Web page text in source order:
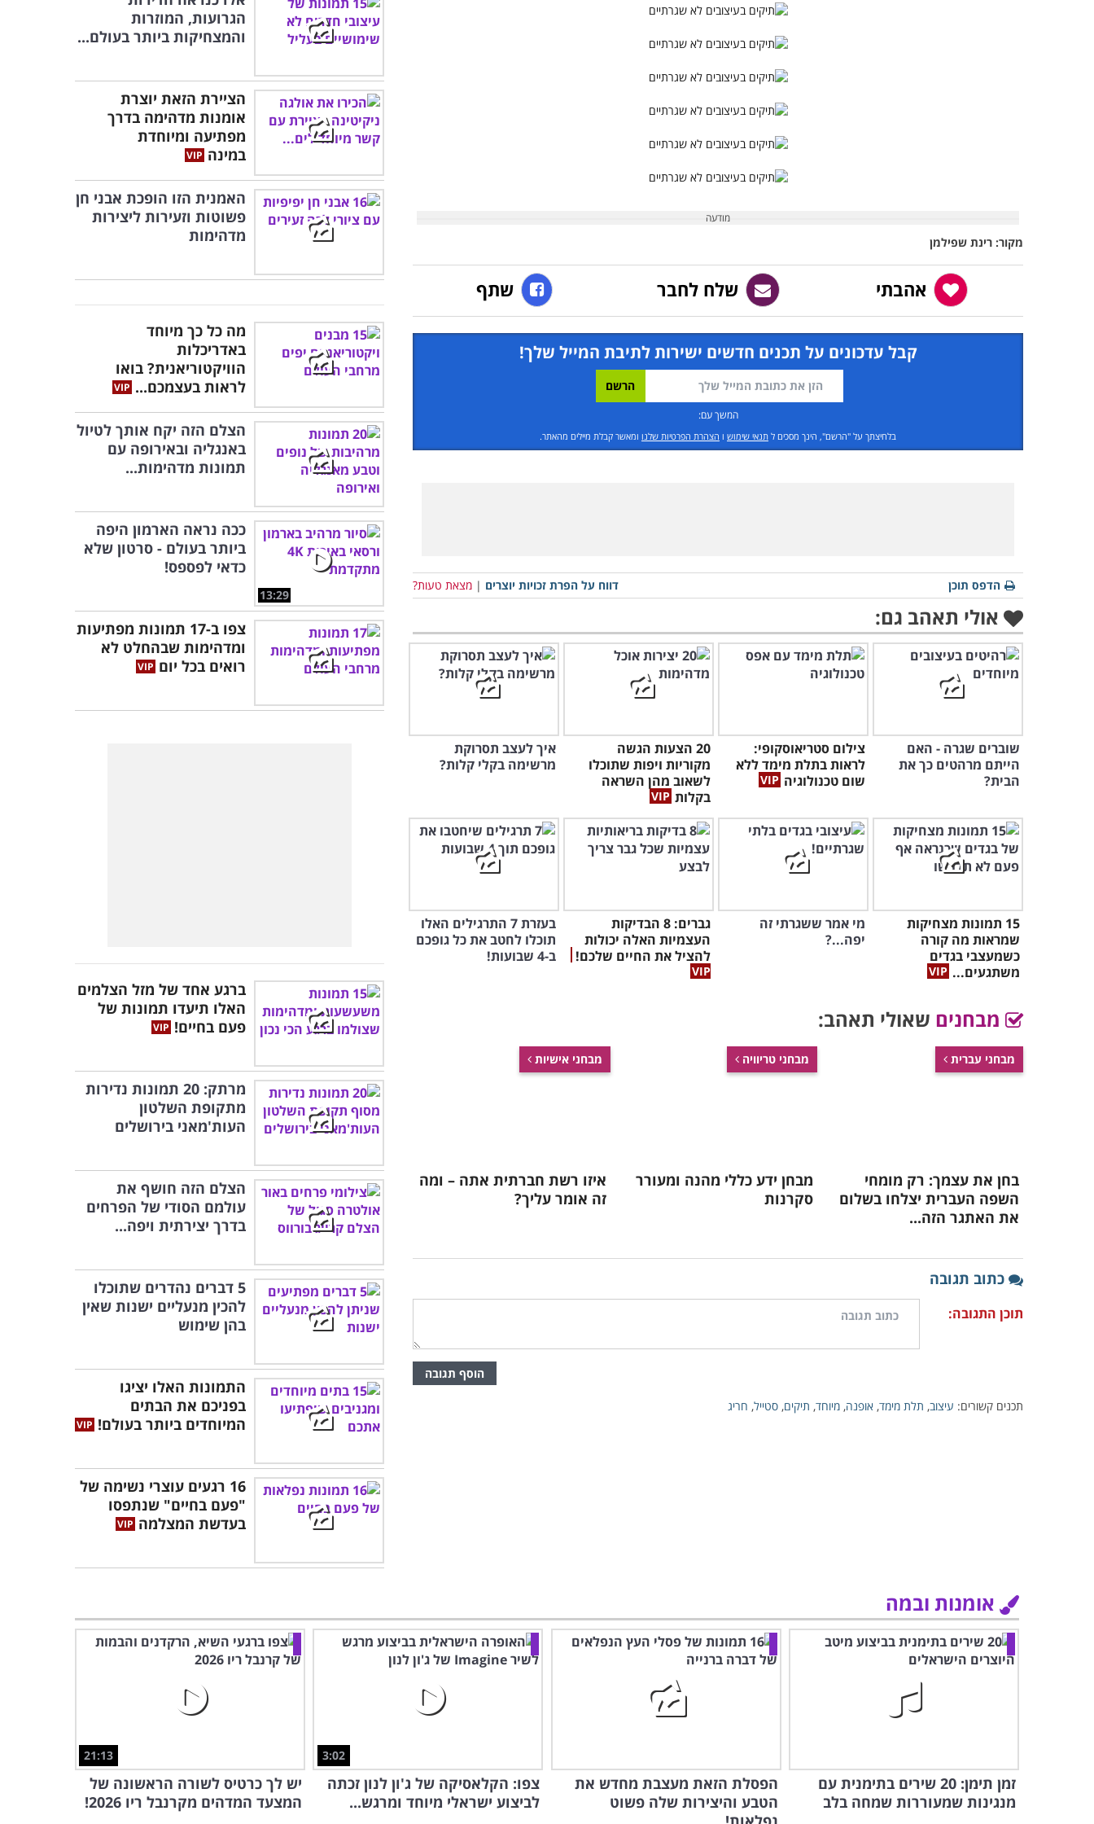
מקור: רינת שפילמן
אהבתי שלח לחבר שתף
קבל עדכונים על תכנים חדשים ישירות לתיבת המייל שלך!
המשך עם:
בלחיצתך על "הרשם", הינך מסכים ל תנאי שימוש ו הצהרת הפרטיות שלנו ומאשר קבלת מיילים מהאתר.
דווח על הפרת זכויות יוצרים | מצאת טעות? הדפס תוכן
אולי תאהב גם:
שוברים שגרה - האם
הייתם מרהטים כך את
הבית?
צילום סטריאוסקופי:
לראות בתלת מימד ללא
שום טכנולוגיה
20 הצעות הגשה
מקוריות ויפות שתוכלו
לשאוב מהן השראה
בקלות
איך לעצב תסרוקת
מרשימה בקלי קלות?
15 תמונות מצחיקות
שמראות מה קורה
כשמעצבי בגדים
משתגעים...
מי אמר ששגרתי זה
יפה...?
גברים: 8 הבדיקות
העצמיות האלה יכולות
להציל את החיים שלכם!
בעזרת 7 התרגילים האלו
תוכלו לחטב את כל גופכם
ב-4 שבועות!
מבחנים שאולי תאהב:
מבחני עברית
בחן את עצמך: רק מומחי
השפה העברית יצלחו בשלום
את האתגר הזה...
מבחני טריוויה
מבחן ידע כללי מהנה ומעורר
סקרנות
מבחני אישיות
איזו רשת חברתית אתה – ומה
זה אומר עליך?
כתוב תגובה
תוכן התגובה:
הוסף תגובה
תכנים קשורים: עיצוב, תלת מימד, אופנה, מיוחד, תיקים, סטייל, חריג
הגרועות, המוזרות
והמצחיקות ביותר בעולם...
הציירת הזאת יוצרת
אומנות מדהימה בדרך
מפתיעה ומיוחדת
במינה
האמנית הזו הופכת אבני חן
פשוטות וזעירות ליצירות
מדהימות
מה כל כך מיוחד
באדריכלות
הוויקטוריאנית? בואו
לראות בעצמכם...
הצלם הזה יקח אותך לטיול
באנגליה ובאירופה עם
תמונות מדהימות...
13:29
ככה נראה הארמון היפה
ביותר בעולם - סרטון שלא
כדאי לפספס!
צפו ב-17 תמונות מפתיעות
ומדהימות שבהחלט לא
רואים בכל יום
ברגע אחד של מזל הצלמים
האלו תיעדו תמונות של
פעם בחיים!
מרתק: 20 תמונות נדירות
מתקופת השלטון
העות'מאני בירושלים
הצלם הזה חושף את
עולמם הסודי של הפרחים
בדרך יצירתית ויפה...
5 דברים נהדרים שתוכלו
להכין מנעליים ישנות שאין
בהן שימוש
התמונות האלו יציגו
בפניכם את הבתים
המיוחדים ביותר בעולם!
16 רגעים עוצרי נשימה של
"פעם בחיים" שנתפסו
בעדשת המצלמה
אומנות ובמה
זמן תימן: 20 שירים בתימנית עם
מנגינות שמעוררות שמחה בלב
הפסלת הזאת מעצבת מחדש את
הטבע והיצירות שלה פשוט
3:02
צפו: הקלאסיקה של ג'ון לנון זכתה
לביצוע ישראלי מיוחד ומרגש...
21:13
יש לך כרטיס לשורה הראשונה של
המצעד המדהים מקרנבל ריו 2026!